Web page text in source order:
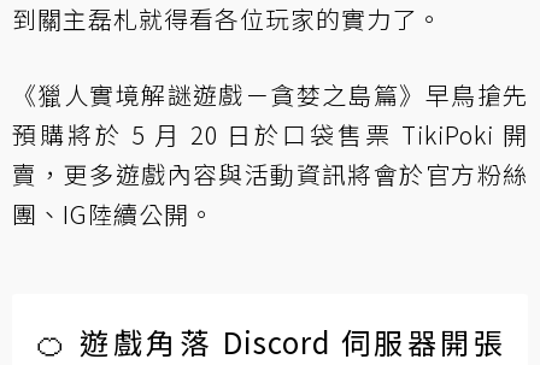
到關主磊札就得看各位玩家的實力了。
《獵人實境解謎遊戲－貪婪之島篇》早鳥搶先
預購將於 5 月 20 日於口袋售票 TikiPoki 開
賣，更多遊戲內容與活動資訊將會於官方粉絲
團 、 IG陸續公開。
🍊 遊戲角落 Discord 伺服器開張